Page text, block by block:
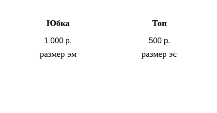
Юбка
1 000 р.
размер эм
Топ
500 р.
размер эс